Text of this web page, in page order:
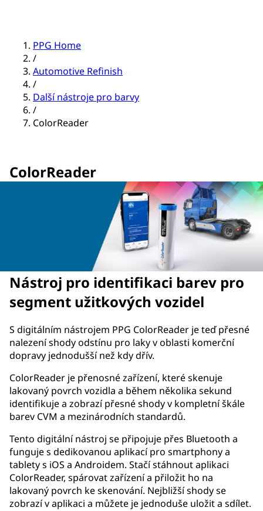
PPG Home
/
Automotive Refinish
/
Další nástroje pro barvy
/
ColorReader
ColorReader
Nástroj pro identifikaci barev pro
segment užitkových vozidel
S digitálním nástrojem PPG ColorReader je teď přesné
nalezení shody odstínu pro laky v oblasti komerční
dopravy jednodušší než kdy dřív.
ColorReader je přenosné zařízení, které skenuje
lakovaný povrch vozidla a během několika sekund
identifikuje a zobrazí přesné shody v kompletní škále
barev CVM a mezinárodních standardů.
Tento digitální nástroj se připojuje přes Bluetooth a
funguje s dedikovanou aplikací pro smartphony a
tablety s iOS a Androidem. Stačí stáhnout aplikaci
ColorReader, spárovat zařízení a přiložit ho na
lakovaný povrch ke skenování. Nejbližší shody se
zobrazí v aplikaci a můžete je jednoduše uložit a sdílet.